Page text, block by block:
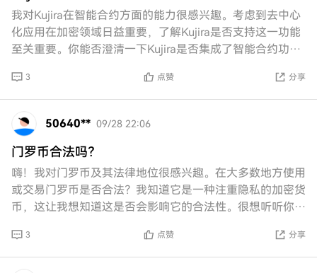
我对Kujira在智能合约方面的能力很感兴趣。考虑到去中心
化应用在加密领域日益重要，了解Kujira是否支持这一功能
至关重要。你能否澄清一下Kujira是否集成了智能合约功
3 点赞 分享
50640** 09/28 22:06
门罗币合法吗？
嗨！我对门罗币及其法律地位很感兴趣。在大多数地方使用
或交易门罗币是否合法？我知道它是一种注重隐私的加密货
币，这让我想知道这是否会影响它的合法性。很想听听你的
3 点赞 分享